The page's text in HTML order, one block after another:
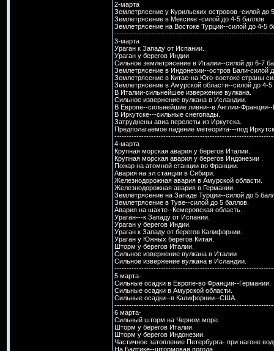
2-марта
Землетрясение у Курильских островов -силой до
Землетрясение в Мексике -силой до 4-5 баллов.
Землетрясение на Востоке Турции--силой до 4-5
3-марта
Ураган к Западу от Испании.
Ураган у берегов Индии.
Сильное землетрясение в Италии--силой до 6-7
Землетрясение в Индонезии--остров Бали-силой
Землетрясение в Китае-на Юго-востоке страны
Землетрясение в Амурской области--силой до 4-5
В Италии-сильнейшее извержение вулкана.
Сильное извержение вулкана в Исландии.
В Европе--сильнейшие ливни--в Англии-
В Иркутске---сильные снегопады.
Затруднены авиа перелеты из Иркутска.
Предполагаемое падение метеорита---под
4-марта
Крупная морская авария у берегов Италии.
Крупная морская авария у берегов Индонезии .
Пожар на атомной станции во Франции.
Авария на эл станции в Сибири.
Железнодорожная авария в Амурской области.
Железнодорожная авария в Германии.
Землетрясение на Западе Турции--силой до 5
Землетрясение в Туве--силой до 5 баллов.
Авария на шахте--Кемеровская область.
Ураган---к Западу от Испании.
Ураган у берегов Индии.
Ураган к Западу от берегов Калифорнии.
Ураган у Южных берегов Китая.
Шторм у берегов Италии.
Сильное извержение вулкана в Италии
Сильное извержение вулкана в Исландии.
5 марта-
Сильные осадки в Европе-во Франции--Германии.
Сильные осадки в Амурской области.
Сильные осадки--в Калифорнии--США.
6 марта-
Сильный шторм на Черном море.
Шторм у берегов Италии.
Шторм у берегов Индонезии.
Частичное затопление Петербурга- при нагоне
На Балтике--штормовая погода.